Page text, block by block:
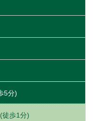
5分)
徒歩1分)